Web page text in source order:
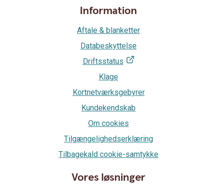
Information
Aftale & blanketter
Databeskyttelse
Driftsstatus
Klage
Kortnetværksgebyrer
Kundekendskab
Om cookies
Tilgængelighedserklæring
Tilbagekald cookie-samtykke
Vores løsninger